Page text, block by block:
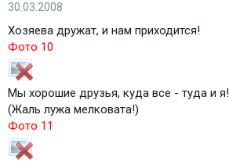
30.03.2008
Хозяева дружат, и нам приходится!
Фото 10
Мы хорошие друзья, куда все - туда и я!
(Жаль лужа мелковата!)
Фото 11